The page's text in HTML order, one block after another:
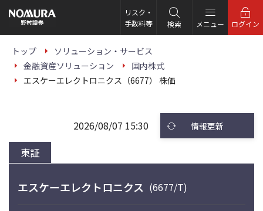
の
ー
リスク・
手数料等
検索 メニュー ログイン
トップ
ソリューション・サービス
金融資産ソリューション
国内株式
エスケーエレクトロニクス（6677） 株価
東証
2026/08/07 15:30 情報更新
エスケーエレクトロニクス (6677/T)